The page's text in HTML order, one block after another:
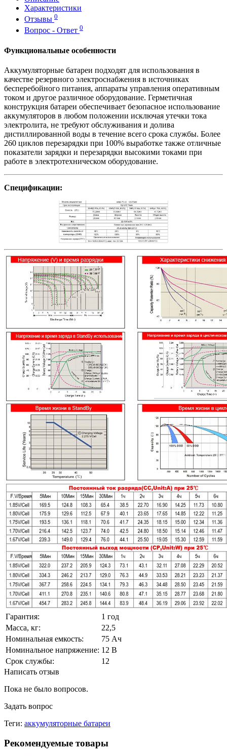
Характеристики
Отзывы 0
Вопрос - Ответ 0
Функциональные особенности
Аккумуляторные батареи подходят для использования в
качестве резервного электроснабжения в источниках
бесперебойного питания, аппараты управления оперативным
током и другое различное оборудование. Герметичная
конструкция батареи обеспечивает безопасное использование
аккумуляторов в любом положении исключая утечки тока
электролита, не требуют обслуживания и долива
дистиллированной воды в течение всего срока службы. Более
260 циклов перезарядки при 100% выработке также отличные
показатели зарядки и перезарядки высокими токами при
работе в электротехническом оборудование.
Спецификации:
Гарантия:
1 год
Масса, кг:
22,5
Номинальная емкость:
75 Ач
Номинальное напряжение: 12 В
Срок службы:
12
Написать отзыв
Пока не было вопросов.
Задать вопрос
Теги: аккумуляторные батареи
Рекомендуемые товары